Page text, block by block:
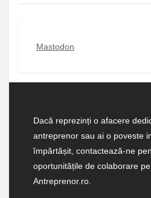
Mastodon
Dacă reprezinți o afacere
antreprenor sau ai o poveste
împărtășit, contactează-ne
oportunitățile de colaborare
Antreprenor.ro.